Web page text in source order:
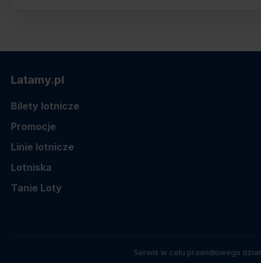
Latamy.pl
Bilety lotnicze
Promocje
Linie lotnicze
Lotniska
Tanie Loty
Serwis w celu prawidłowego